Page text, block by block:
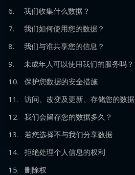
6. 我们收集什么数据？
7. 我们如何使用您的数据？
8. 我们与谁共享您的信息？
9. 未成年人可以使用我们的服务吗？
10. 保护您数据的安全措施
11. 访问、改变及更新、存储您的数据
12. 我们会留存您的数据多久？
13. 若您选择不与我们分享数据
14. 拒绝处理个人信息的权利
15. 删除权